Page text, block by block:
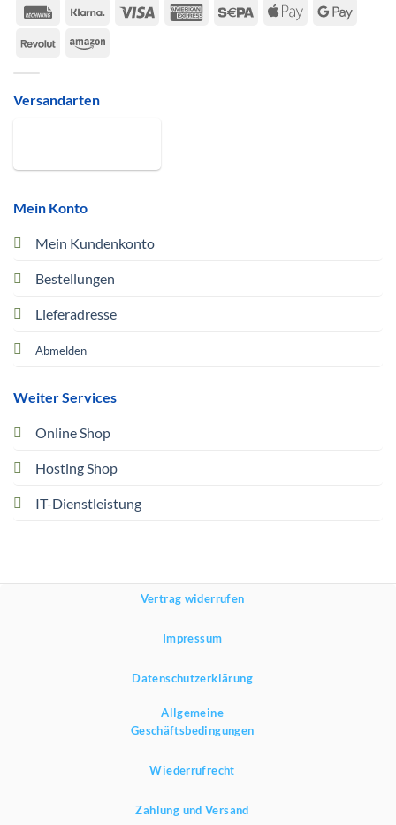
Mein Konto
Mein Kundenkonto
Bestellungen
Lieferadresse
Abmelden
Weiter Services
Online Shop
Hosting Shop
IT-Dienstleistung
Rechung
Klarna Visa
American Sepa
Apple
Google
RevolutAmazon
Versandarten
Vertrag widerrufen
Impressum
Datenschutzerklärung
Allgemeine
Geschäftsbedingungen
Wiederrufrecht
Zahlung und Versand